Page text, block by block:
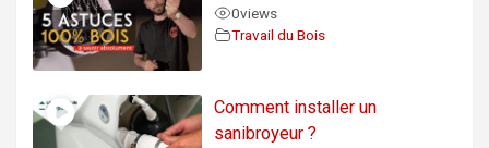
0views
Travail du Bois
Comment installer un
sanibroyeur ?